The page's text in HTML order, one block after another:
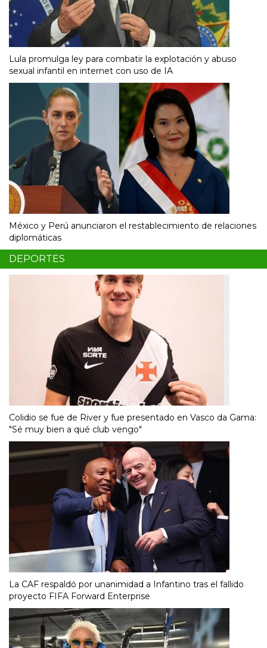
Lula promulga ley para combatir la explotación y abuso
sexual infantil en internet con uso de IA
México y Perú anunciaron el restablecimiento de relaciones
diplomáticas
DEPORTES
Colidio se fue de River y fue presentado en Vasco da Gama:
"Sé muy bien a qué club vengo"
La CAF respaldó por unanimidad a Infantino tras el fallido
proyecto FIFA Forward Enterprise